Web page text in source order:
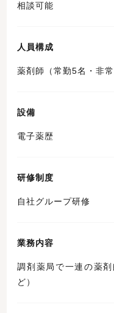
相談可能
人員構成
薬剤師（常勤5名・非
設備
電子薬歴
研修制度
自社グループ研修
業務内容
調剤薬局で一連の薬
ど）